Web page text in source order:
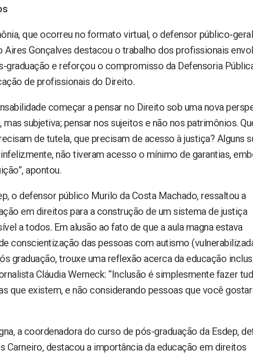
que ocorreu no formato virtual, o defensor público-
Aires Gonçalves destacou o trabalho dos profissionais
graduação e reforçou o compromisso da Defensoria
de profissionais do Direito.
começar a pensar no Direito sob uma nova
mas subjetiva; pensar nos sujeitos e não nos patrimônios.
de tutela, que precisam de acesso à justiça? Alguns
não tiveram acesso o mínimo de garantias,
apontou.
o defensor público Murilo da Costa Machado, ressaltou a
em direitos para a construção de um sistema de justiça
a todos. Em alusão ao fato de que a aula magna estava
conscientização das pessoas com autismo
graduação, trouxe uma reflexão acerca da educação
Cláudia Werneck: “Inclusão é simplesmente fazer
que existem, e não considerando pessoas que você
a coordenadora do curso de pós-graduação da Esdep,
Carneiro, destacou a importância da educação em direitos